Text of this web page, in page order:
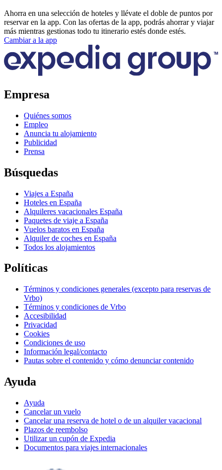
Ahorra en una selección de hoteles y llévate el doble de puntos por
reservar en la app. Con las ofertas de la app, podrás ahorrar y viajar
más mientras gestionas todo tu itinerario estés donde estés.
Cambiar a la app
Empresa
Quiénes somos
Empleo
Anuncia tu alojamiento
Publicidad
Prensa
Búsquedas
Viajes a España
Hoteles en España
Alquileres vacacionales España
Paquetes de viaje a España
Vuelos baratos en España
Alquiler de coches en España
Todos los alojamientos
Políticas
Términos y condiciones generales (excepto para reservas de
Vrbo)
Términos y condiciones de Vrbo
Accesibilidad
Privacidad
Cookies
Condiciones de uso
Información legal/contacto
Pautas sobre el contenido y cómo denunciar contenido
Ayuda
Ayuda
Cancelar un vuelo
Cancelar una reserva de hotel o de un alquiler vacacional
Plazos de reembolso
Utilizar un cupón de Expedia
Documentos para viajes internacionales